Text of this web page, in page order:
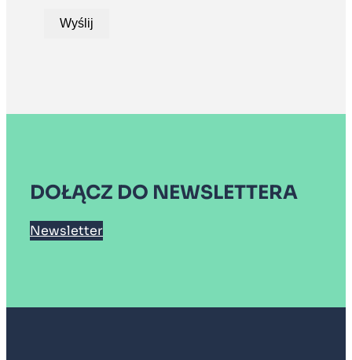
Wyślij
DOŁĄCZ DO NEWSLETTERA
Newsletter